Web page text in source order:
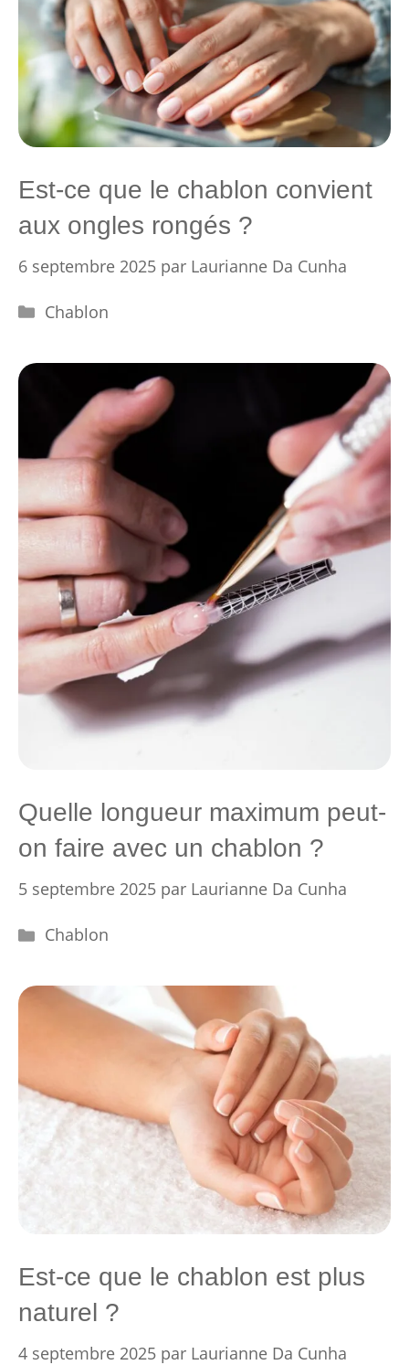
Est-ce que le chablon convient
aux ongles rongés ?
6 septembre 2025 par Laurianne Da Cunha
Catégories
Chablon
Quelle longueur maximum peut-
on faire avec un chablon ?
5 septembre 2025 par Laurianne Da Cunha
Catégories
Chablon
Est-ce que le chablon est plus
naturel ?
4 septembre 2025 par Laurianne Da Cunha